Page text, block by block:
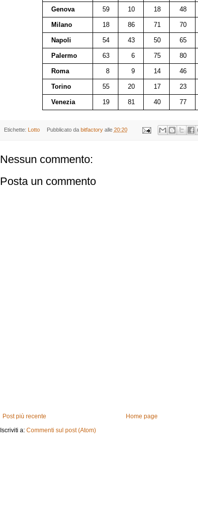
Genova 59 10 18 48
Milano 18 86 71 70
Napoli 54 43 50 65
Palermo 63 6 75 80
Roma 8 9 14 46
Torino 55 20 17 23
Venezia 19 81 40 77
Etichette: Lotto Pubblicato da bitfactory alle 20:20
Nessun commento:
Posta un commento
Post più recente
Home page
Iscriviti a: Commenti sul post (Atom)